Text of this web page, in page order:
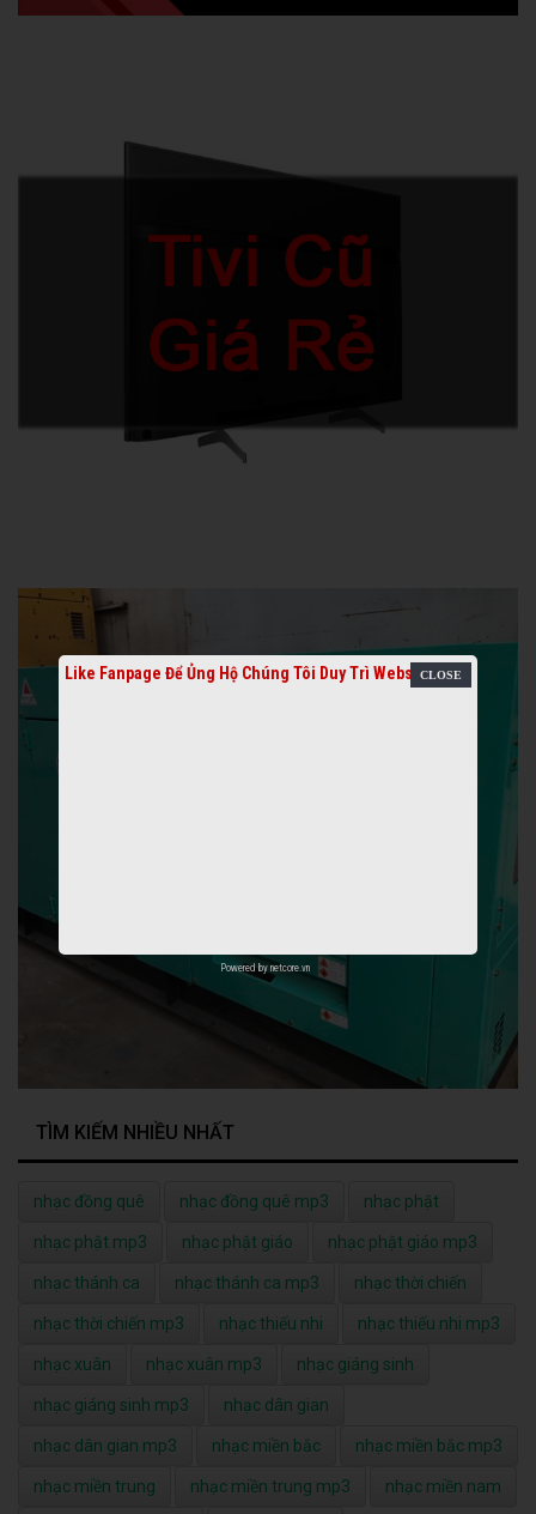
TÌM KIẾM NHIỀU NHẤT
nhạc đồng quê nhạc đồng quê mp3 nhạc phật
nhạc phật mp3 nhạc phật giáo nhạc phật giáo mp3
nhạc thánh ca nhạc thánh ca mp3 nhạc thời chiến
nhạc thời chiến mp3 nhạc thiếu nhi nhạc thiếu nhi mp3
nhạc xuân nhạc xuân mp3 nhạc giáng sinh
nhạc giáng sinh mp3 nhạc dân gian
nhạc dân gian mp3 nhạc miền bắc nhạc miền bắc mp3
nhạc miền trung nhạc miền trung mp3 nhạc miền nam
Like Fanpage Để Ủng Hộ Chúng Tôi Duy Trì Website
Powered by netcore.vn